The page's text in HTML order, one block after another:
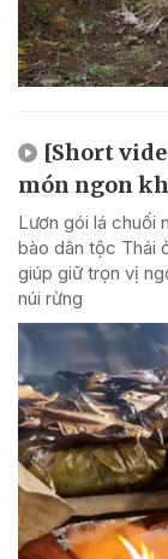
[Short
món ngon
Lươn gói lá chuối
bào dân tộc Thái
giúp giữ trọn vị
núi rừng